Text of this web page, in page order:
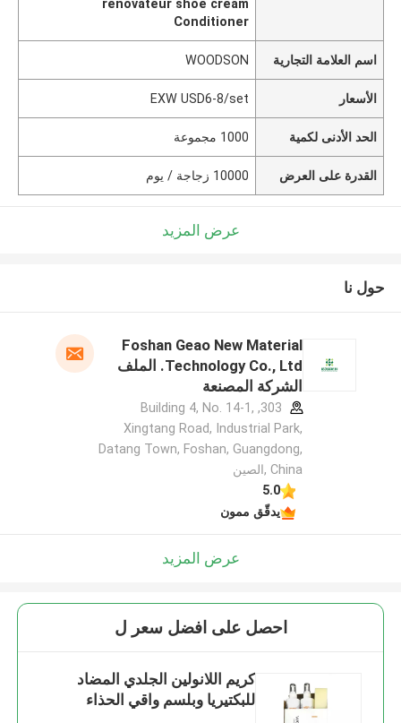
renovateur shoe cream
Conditioner
اسم العلامة التجارية WOODSON
الأسعار EXW USD6-8/set
الحد الأدنى لكمية 1000 مجموعة
القدرة على العرض 10000 زجاجة / يوم
عرض المزيد
حول نا
Foshan Geao New Material
Technology Co., Ltd. الملف
الشركة المصنعة
303, Building 4, No. 14-1,
Xingtang Road, Industrial Park,
Datang Town, Foshan, Guangdong,
China ,الصين
5.0
يدقّق ممون
عرض المزيد
احصل على افضل سعر ل
كريم اللانولين الجلدي المضاد
للبكتيريا وبلسم واقي الحذاء